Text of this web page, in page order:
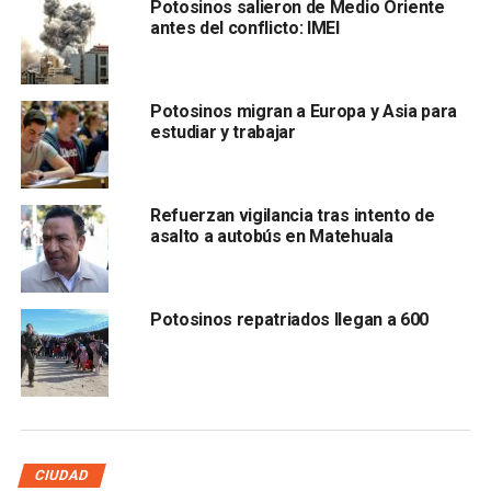
“Ya la insulina se caducó porque teníamos contemplado el
tiempo normal del viaje. Ya no nos la podemos aplicar
porque nos puede causar efectos secundarios”, relató el
pasajero, quien además advirtió que permanecer sin el
medicamento también representa un riesgo grave para su
salud.
alimentos que habitantes de comunidades cercanas
han llevado de apoyo,
de su padecimiento. “Si comemos sin aplicarnos la
Potosinos salieron de Medio Oriente
antes del conflicto: IMEI
Potosinos migran a Europa y Asia para
estudiar y trabajar
Refuerzan vigilancia tras intento de
asalto a autobús en Matehuala
Potosinos repatriados llegan a 600
CIUDAD